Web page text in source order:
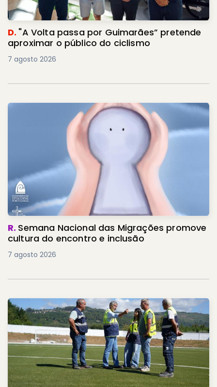
D. "A Volta passa por Guimarães” pretende
aproximar o público do ciclismo
7 agosto 2026
R. Semana Nacional das Migrações promove
cultura do encontro e inclusão
7 agosto 2026